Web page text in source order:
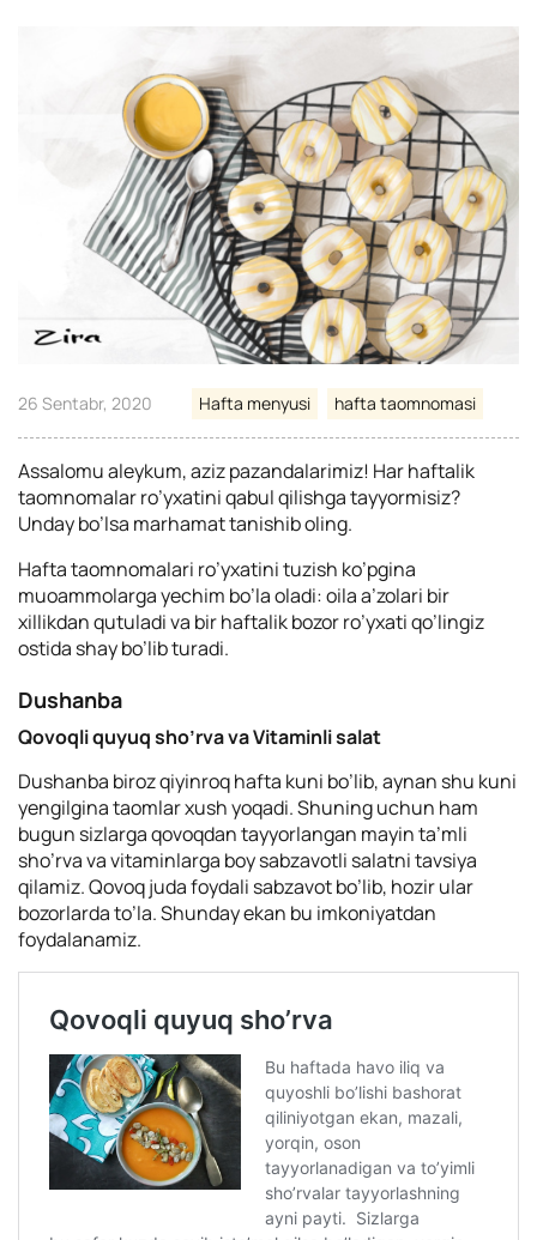
26 Sentabr, 2020 Hafta menyusi hafta taomnomasi
Assalomu aleykum, aziz pazandalarimiz! Har haftalik
taomnomalar ro’yxatini qabul qilishga tayyormisiz?
Unday bo’lsa marhamat tanishib oling.
Hafta taomnomalari ro’yxatini tuzish ko’pgina
muoammolarga yechim bo’la oladi: oila a’zolari bir
xillikdan qutuladi va bir haftalik bozor ro’yxati qo’lingiz
ostida shay bo’lib turadi.
Dushanba
Qovoqli quyuq sho’rva va Vitaminli salat
Dushanba biroz qiyinroq hafta kuni bo’lib, aynan shu kuni
yengilgina taomlar xush yoqadi. Shuning uchun ham
bugun sizlarga qovoqdan tayyorlangan mayin ta’mli
sho’rva va vitaminlarga boy sabzavotli salatni tavsiya
qilamiz. Qovoq juda foydali sabzavot bo’lib, hozir ular
bozorlarda to’la. Shunday ekan bu imkoniyatdan
foydalanamiz.